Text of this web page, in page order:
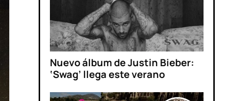
Nuevo álbum de Justin Bieber:
‘Swag’ llega este verano